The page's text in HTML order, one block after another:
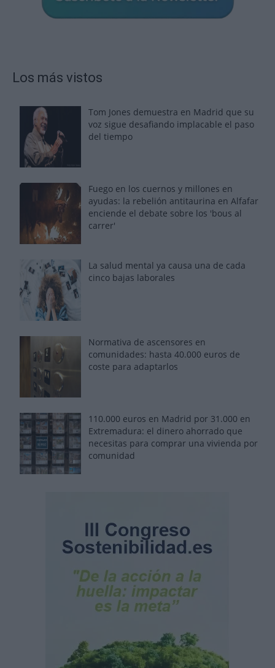
Los más vistos
Tom Jones demuestra en Madrid que su
voz sigue desafiando implacable el paso
del tiempo
Fuego en los cuernos y millones en
ayudas: la rebelión antitaurina en Alfafar
enciende el debate sobre los 'bous al
carrer'
La salud mental ya causa una de cada
cinco bajas laborales
Normativa de ascensores en
comunidades: hasta 40.000 euros de
coste para adaptarlos
110.000 euros en Madrid por 31.000 en
Extremadura: el dinero ahorrado que
necesitas para comprar una vivienda por
comunidad